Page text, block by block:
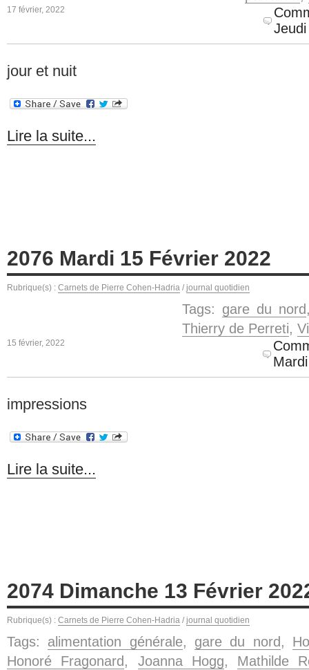
17 février, 2022
jour et nuit
Lire la suite...
2076 Mardi 15 Février 2022
Rubrique(s) : Carnets de Pierre Cohen-Hadria / journal quotidien
Tags: gare du nord
Thierry de Perreti,
15 février, 2022
impressions
Lire la suite...
2074 Dimanche 13 Février
Rubrique(s) : Carnets de Pierre Cohen-Hadria / journal quotidien
Tags: alimentation générale, gare du nord ,
Honoré Fragonard , Joanna Hogg, Mathilde